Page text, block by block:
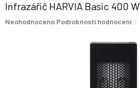
Infrazářič HARVIA Basic 400 W
Průměrné
Neohodnoceno Podrobnosti hodnocení